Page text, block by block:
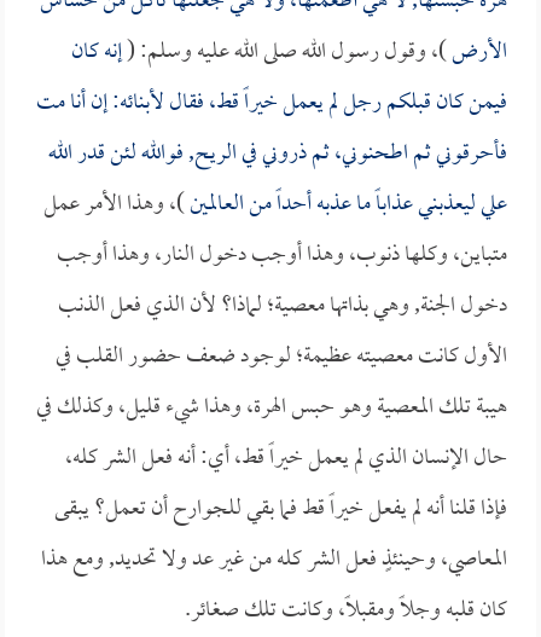
الأرض)، وقول رسول الله صلى الله عليه وسلم: (إنه كان
فيمن كان قبلكم رجل لم يعمل خيراً قط، فقال لأبنائه: إن أنا مت
فأحرقوني ثم اطحنوني، ثم ذروني في الريح, فوالله لئن قدر الله
علي ليعذبني عذاباً ما عذبه أحداً من العالمين)، وهذا الأمر عمل
متباين، وكلها ذنوب، وهذا أوجب دخول النار، وهذا أوجب
دخول الجنة, وهي بذاتها معصية؛ لماذا؟ لأن الذي فعل الذنب
الأول كانت معصيته عظيمة؛ لوجود ضعف حضور القلب في
هيبة تلك المعصية وهو حبس الهرة، وهذا شيء قليل، وكذلك في
حال الإنسان الذي لم يعمل خيراً قط، أي: أنه فعل الشر كله،
فإذا قلنا أنه لم يفعل خيراً قط فما بقي للجوارح أن تعمل؟ يبقى
المعاصي، وحينئذٍ فعل الشر كله من غير عد ولا تحديد, ومع هذا
كان قلبه وجلاً ومقبلاً، وكانت تلك صغائر.